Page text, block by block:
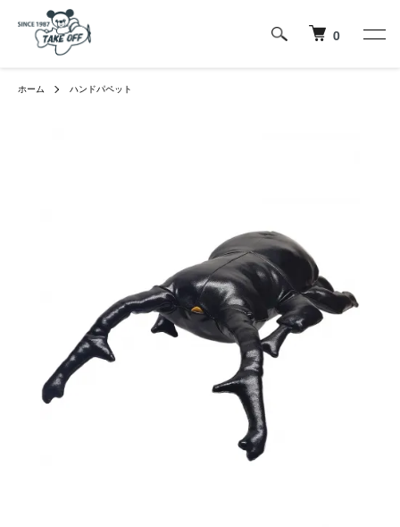
0
ホーム ハンドパペット